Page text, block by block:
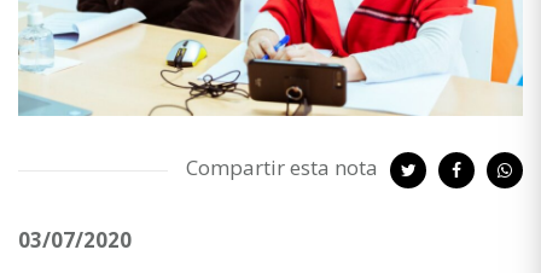
Compartir esta nota
03/07/2020